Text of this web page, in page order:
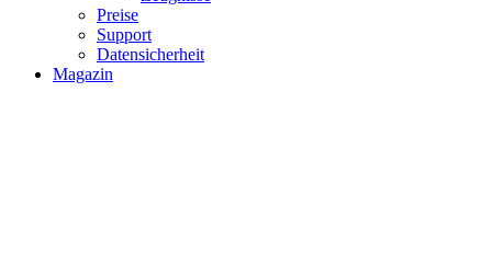
Preise
Support
Datensicherheit
Magazin